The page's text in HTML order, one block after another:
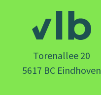
Torenallee 20
5617 BC Eindhoven